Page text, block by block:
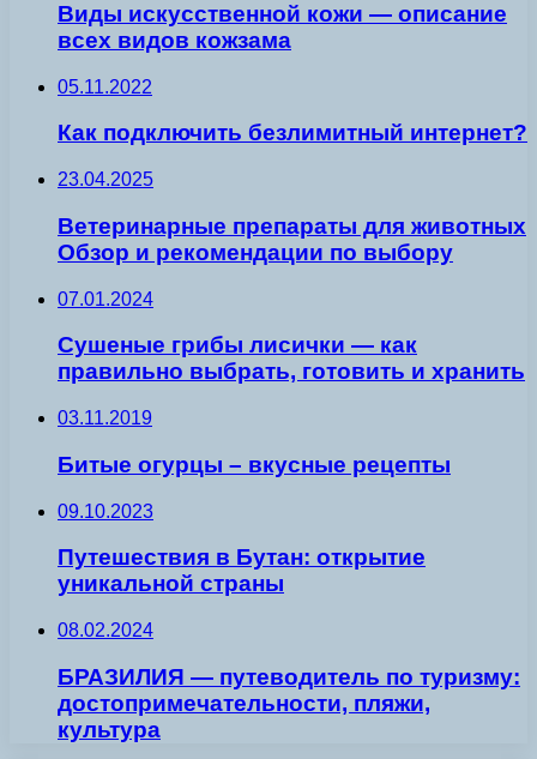
Виды искусственной кожи — описание
всех видов кожзама
05.11.2022
Как подключить безлимитный интернет?
23.04.2025
Ветеринарные препараты для животных
Обзор и рекомендации по выбору
07.01.2024
Сушеные грибы лисички — как
правильно выбрать, готовить и хранить
03.11.2019
Битые огурцы – вкусные рецепты
09.10.2023
Путешествия в Бутан: открытие
уникальной страны
08.02.2024
БРАЗИЛИЯ — путеводитель по туризму:
достопримечательности, пляжи,
культура